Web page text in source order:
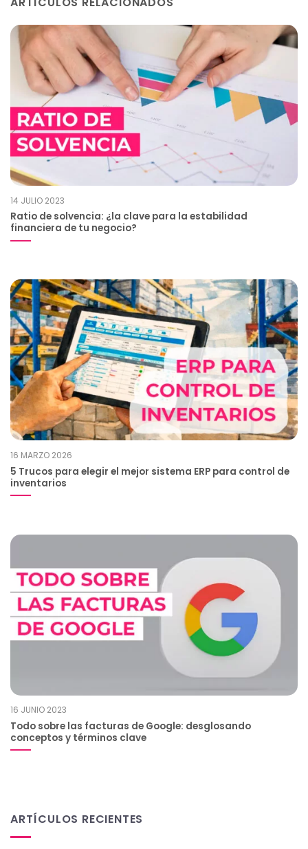
14 JULIO 2023
Ratio de solvencia: ¿la clave para la estabilidad
financiera de tu negocio?
16 MARZO 2026
5 Trucos para elegir el mejor sistema ERP para control de
inventarios
16 JUNIO 2023
Todo sobre las facturas de Google: desglosando
conceptos y términos clave
ARTÍCULOS RECIENTES